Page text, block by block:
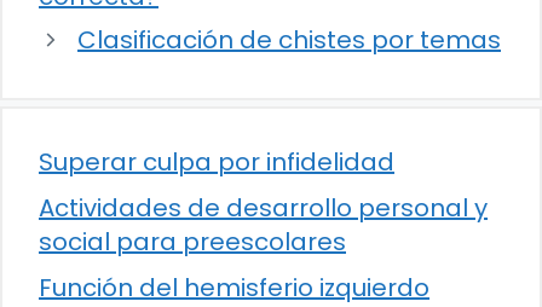
Clasificación de chistes por temas
Superar culpa por infidelidad
Actividades de desarrollo personal y
social para preescolares
Función del hemisferio izquierdo